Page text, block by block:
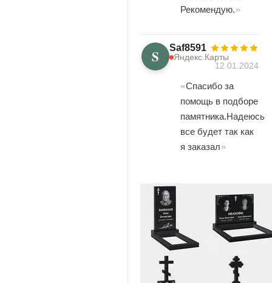
Рекомендую.
S Saf8591
Яндекс.Карты
12.01.2024
Спасибо за
помощь в подборе
памятника.Надеюсь
все будет так как
я заказал